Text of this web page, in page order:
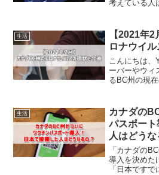
考えている人
雇されてい
ます。確か
生活
【2021年
ロナウイ
こんにちは、
ーバーやウィ
るBC州の現
ダBC州のコ
について...
生活
カナダの
パスポー
人はどうな
「カナダの
導入を決めた
「日本です